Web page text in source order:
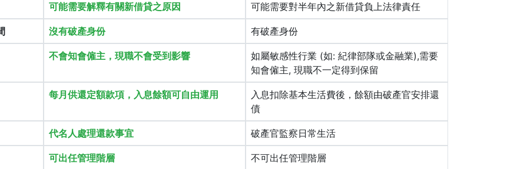
可能需要解釋有關新借貸之原因 可能需要對半年內之新借貸負上法律責任
沒有破產身份 有破產身份
不會知會僱主，現職不會受到影響
如屬敏感性行業 (如: 紀律部隊或金融業),需要
知會僱主, 現職不一定得到保留
每月供還定額款項，入息餘額可自由運用
入息扣除基本生活費後，餘額由破產官安排還
債
代名人處理還款事宜 破產官監察日常生活
可出任管理階層 不可出任管理階層